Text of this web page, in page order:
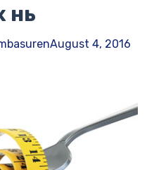
нь
August 4, 2016